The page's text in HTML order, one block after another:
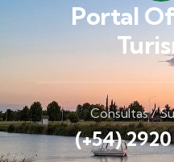
Portal
Consultas /
(+54)